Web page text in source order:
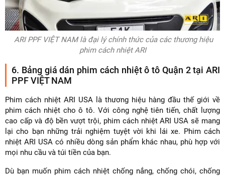
ARI PPF VIỆT NAM là đại lý chính thức của các thương hiệu
phim cách nhiệt ARI
6. Bảng giá dán phim cách nhiệt ô tô Quận 2 tại ARI
PPF VIỆT NAM
Phim cách nhiệt ARI USA là thương hiệu hàng đầu thế giới về
phim cách nhiệt cho ô tô. Với công nghệ tiên tiến, chất lượng
cao cấp và độ bền vượt trội, phim cách nhiệt ARI USA sẽ mang
lại cho bạn những trải nghiệm tuyệt vời khi lái xe. Phim cách
nhiệt ARI USA có nhiều dòng sản phẩm khác nhau, phù hợp với
mọi nhu cầu và túi tiền của bạn.
Dù bạn muốn phim cách nhiệt chống nắng, chống chói, chống